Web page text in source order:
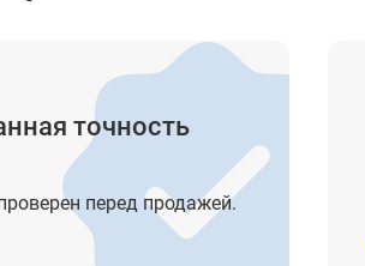
и влаги
точность
перед продажей.